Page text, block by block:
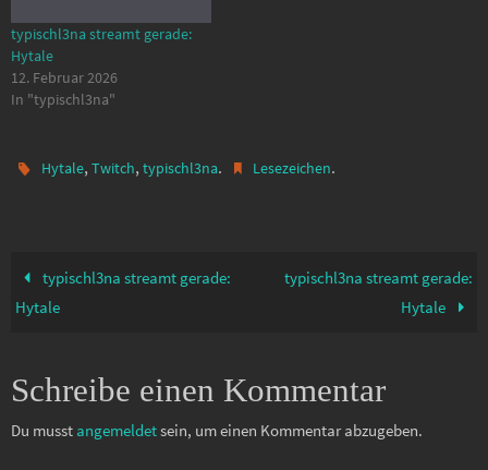
typischl3na streamt gerade:
Hytale
12. Februar 2026
In "typischl3na"
Hytale,Twitch,typischl3na. Lesezeichen.
typischl3na streamt gerade:
Hytale
typischl3na streamt gerade:
Hytale
Schreibe einen Kommentar
Du musst angemeldetsein, um einen Kommentar abzugeben.